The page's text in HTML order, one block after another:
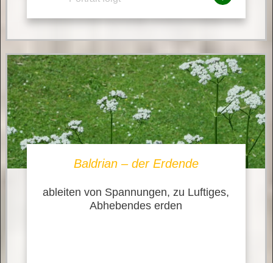
Baldrian – der Erdende
ableiten von Spannungen, zu Luftiges,
Abhebendes erden